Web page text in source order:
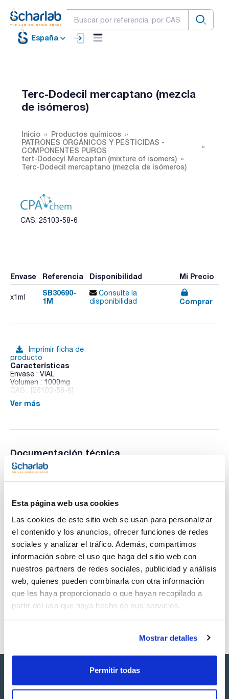
Esta página web usa cookies
Las cookies de este sitio web se usan para personalizar
el contenido y los anuncios, ofrecer funciones de redes
sociales y analizar el tráfico. Además, compartimos
información sobre el uso que haga del sitio web con
nuestros partners de redes sociales, publicidad y análisis
web, quienes pueden combinarla con otra información
que les haya proporcionado o que hayan recopilado a
partir del uso que haya hecho de sus servicios.
Mostrar detalles
Permitir todas
España
Terc-Dodecil mercaptano (mezcla
de isómeros)
Inicio
Productos químicos
PATRONES ORGÁNICOS Y PESTICIDAS -
COMPONENTES PUROS
tert-Dodecyl Mercaptan (mixture of isomers)
Terc-Dodecil mercaptano (mezcla de isómeros)
CAS: 25103-58-6
Envase Referencia Disponibilidad Mi Precio
x1ml
SB30690-
1M
Consulte la
disponibilidad
Comprar
Imprimir ficha de
producto
Características
Envase : VIAL
Volumen : 1000mg
CAS : [25103-58-6]
tert-Dodecyl Mercaptan (mixture of isomers)
Ver más
Documentación técnica
TDS / Ficha técnica
descargas
SDS/ Hoja de seguridad
Regístrate para
descargas
Los productos marcados con esta imagen son
productos marca Scharlau habitualmente en stock,
listos para una entrega inmediata.